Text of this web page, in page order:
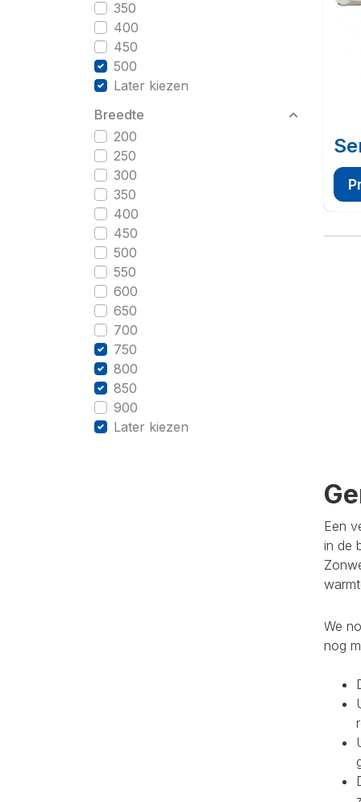
350
400
450
500
Later kiezen
Breedte
200
250
300
350
400
450
500
550
600
650
700
750
800
850
900
Later kiezen
Een
in de
We
nog